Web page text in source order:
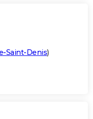
Saint-Denis)